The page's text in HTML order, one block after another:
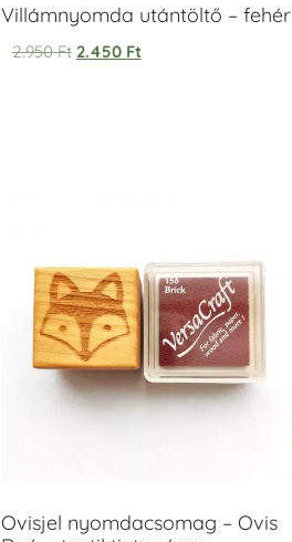
Villámnyomda utántöltő – fehér
2.950Ft 2.450 Ft
Ovisjel nyomdacsomag – Ovis